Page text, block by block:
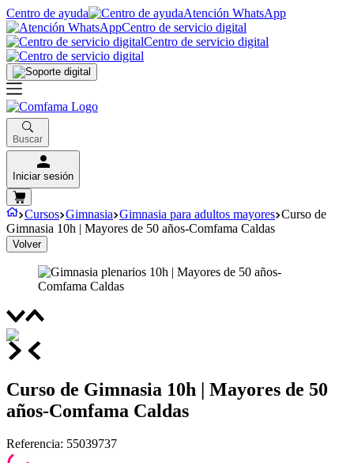
Centro de ayuda
Atención WhatsApp
Centro de servicio digital
Centro de servicio digital
Buscar
Iniciar sesión
Cursos Gimnasia Gimnasia para adultos mayores Curso de
Gimnasia 10h | Mayores de 50 años-Comfama Caldas
Volver
Curso de Gimnasia 10h | Mayores de 50
años-Comfama Caldas
Referencia: 55039737